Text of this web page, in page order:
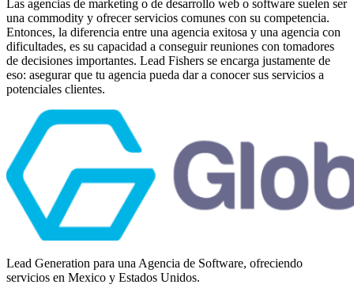
Las agencias de marketing o de desarrollo web o software suelen ser
una commodity y ofrecer servicios comunes con su competencia.
Entonces, la diferencia entre una agencia exitosa y una agencia con
dificultades, es su capacidad a conseguir reuniones con tomadores
de decisiones importantes. Lead Fishers se encarga justamente de
eso: asegurar que tu agencia pueda dar a conocer sus servicios a
potenciales clientes.
Lead Generation para una Agencia de Software, ofreciendo
servicios en Mexico y Estados Unidos.